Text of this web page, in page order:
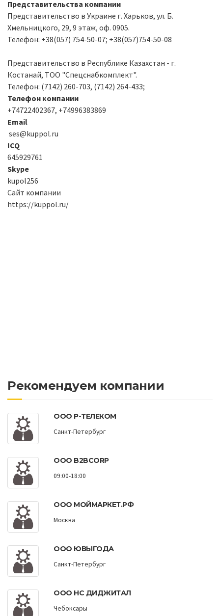
Представительства компании
Представительство в Украине г. Харьков, ул. Б.
Хмельницкого, 29, 9 этаж, оф. 0905.
Телефон: +38(057) 754-50-07; +38(057)754-50-08
Представительство в Республике Казахстан - г.
Костанай, ТОО "Спецснабкомплект".
Телефон: (7142) 260-703, (7142) 264-433;
Телефон компании
+74722402367, +74996383869
Email
ses@kuppol.ru
ICQ
645929761
Skype
kupol256
Сайт компании
https://kuppol.ru/
Рекомендуем компании
ООО Р-ТЕЛЕКОМ
Санкт-Петербург
ООО B2BCORP
09:00-18:00
ООО МОЙМАРКЕТ.РФ
Москва
ООО ЮВЫГОДА
Санкт-Петербург
ООО НС ДИДЖИТАЛ
Чебоксары